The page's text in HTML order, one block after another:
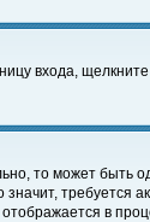
входа,
то может быть
требуется
в